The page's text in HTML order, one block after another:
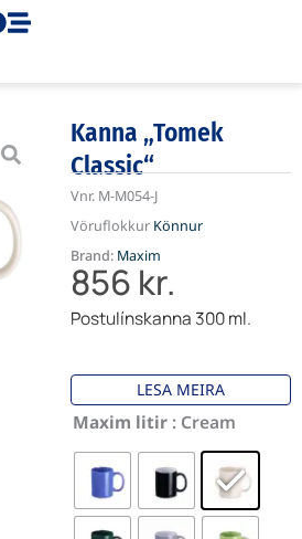
Kanna „Tomek
Classic“
Vnr. M-M054-J
Vöruflokkur Könnur
Brand: Maxim
856 kr.
Postulínskanna 300 ml.
LESA MEIRA
Maxim litir : Cream
Kanna
"Tomek
Classic"
quantity